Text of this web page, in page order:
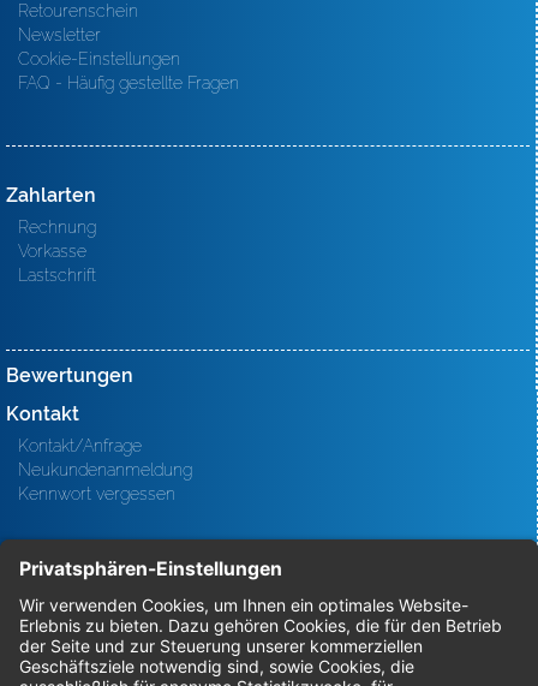
Retourenschein
Newsletter
Cookie-Einstellungen
FAQ - Häufig gestellte Fragen
Zahlarten
Rechnung
Vorkasse
Lastschrift
Bewertungen
Kontakt
Kontakt/Anfrage
Neukundenanmeldung
Kennwort vergessen
Bestellungen